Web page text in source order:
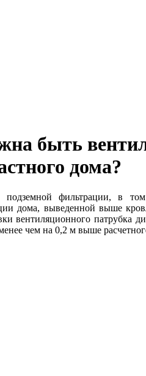
быть
дома?
подземной фильтрации, в
дома, выведенной выше
вентиляционного патрубка
чем на 0,2 м выше